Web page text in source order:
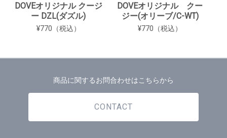
DOVEオリジナル クージ
ー DZL(ダズル)
¥770（税込）
DOVEオリジナル クー
ジー(オリーブ/C-WT)
¥770（税込）
商品に関するお問合わせはこちらから
CONTACT